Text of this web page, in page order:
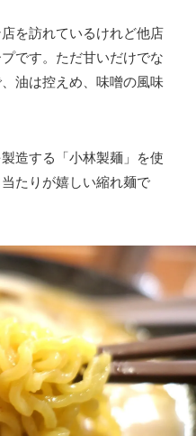
を訪れているけれど他店
です。ただ甘いだけでな
油は控えめ、味噌の風味
造する「小林製麺」を使
たりが嬉しい縮れ麺で